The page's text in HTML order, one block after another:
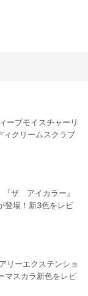
ープモイスチャーリ
ィクリームスクラブ
『ザ アイカラー』
登場！新3色をレビ
リーエクステンショ
マスカラ新色をレビ